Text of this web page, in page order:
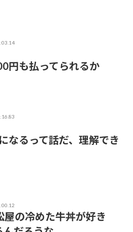
円も払ってられるか
なるって話だ、理解でき
の冷めた牛丼が好き